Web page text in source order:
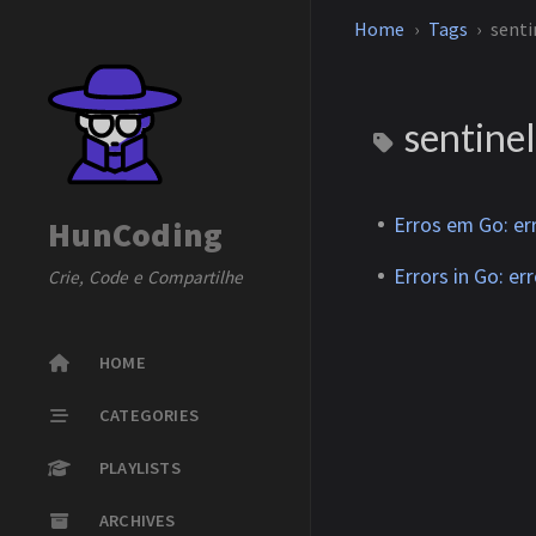
HunCoding
Crie, Code e Compartilhe
HOME
CATEGORIES
PLAYLISTS
ARCHIVES
Home Tags
Erros em Go:
Errors in Go: